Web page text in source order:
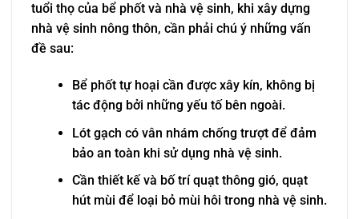
tuổi thọ của bể phốt và nhà vệ sinh, khi xây dựng
nhà vệ sinh nông thôn, cần phải chú ý những vấn
đề sau:
Bể phốt tự hoại cần được xây kín, không bị
tác động bởi những yếu tố bên ngoài.
Lót gạch có vân nhám chống trượt để đảm
bảo an toàn khi sử dụng nhà vệ sinh.
Cần thiết kế và bố trí quạt thông gió, quạt
hút mùi để loại bỏ mùi hôi trong nhà vệ sinh.